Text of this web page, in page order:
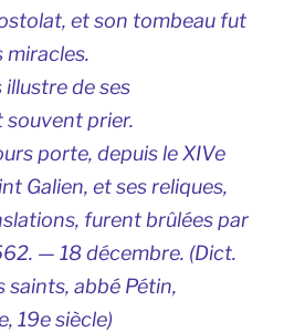
et son tombeau fut
miracles.
de ses
souvent prier.
porte, depuis le XIVe
Galien, et ses reliques,
furent brûlées par
— 18 décembre. (Dict.
saints, abbé Pétin,
19e siècle)